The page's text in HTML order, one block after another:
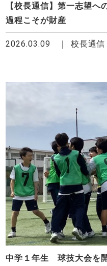
【校長通信】第一志望へ
過程こそが財産
2026.03.09 校長通信
中学１年生 球技大会を